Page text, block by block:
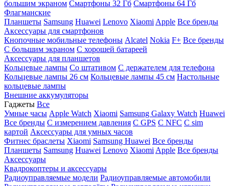
большим экраном Смартфоны 32 Гб Смартфоны 64 Гб
Флагманские
Планшеты Samsung Huawei Lenovo Xiaomi Apple Все бренды
Аксессуары для смартфонов
Кнопочные мобильные телефоны Alcatel Nokia F+ Все бренды
С большим экраном С хорошей батареей
Аксессуары для планшетов
Кольцевые лампы Со штативом C держателем для телефона
Кольцевые лампы 26 см Кольцевые лампы 45 см Настольные
кольцевые лампы
Внешние аккумуляторы
Гаджеты Все
Умные часы Apple Watch Xiaomi Samsung Galaxy Watch Huawei
Все бренды C измерением давления C GPS C NFC C sim
картой Аксессуары для умных часов
Фитнес браслеты Xiaomi Samsung Huawei Все бренды
Планшеты Samsung Huawei Lenovo Xiaomi Apple Все бренды
Аксессуары
Квадрокоптеры и аксессуары
Радиоуправляемые модели Радиоуправляемые автомобили